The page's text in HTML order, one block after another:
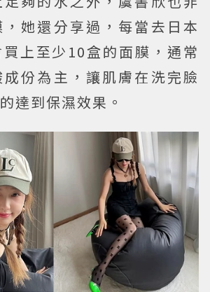
她還分享過，每當去日本
上至少10盒的面膜，通常
份為主，讓肌膚在洗完臉
達到保濕效果。